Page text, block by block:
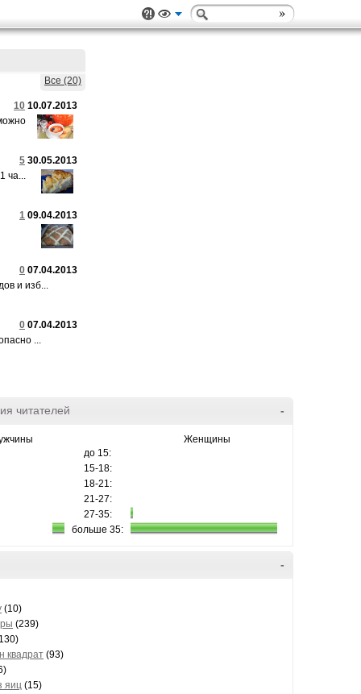
Все (20)
10 10.07.2013
5 30.05.2013
ча...
1 09.04.2013
0 07.04.2013
и изб...
0 07.04.2013
...
-
читателей
Женщины
до 15:
15-18:
18-21:
21-27:
27-35:
больше 35:
-
(10)
(239)
квадрат (93)
яиц (15)